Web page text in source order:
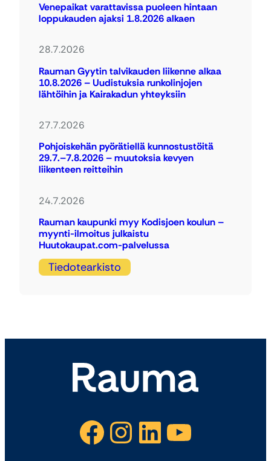
Venepaikat varattavissa puoleen hintaan
loppukauden ajaksi 1.8.2026 alkaen
28.7.2026
Rauman Gyytin talvikauden liikenne alkaa
10.8.2026 – Uudistuksia runkolinjojen
lähtöihin ja Kairakadun yhteyksiin
27.7.2026
Pohjoiskehän pyörätiellä kunnostustöitä
29.7.–7.8.2026 – muutoksia kevyen
liikenteen reitteihin
24.7.2026
Rauman kaupunki myy Kodisjoen koulun –
myynti-ilmoitus julkaistu
Huutokaupat.com-palvelussa
Tiedotearkisto
Facebook Instagram LinkedIn YouTube